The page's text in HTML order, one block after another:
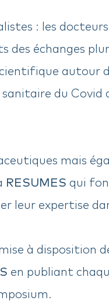
: les docteurs
des échanges
autour
du
mais
RESUMES qui
leur expertise
à disposition
en publiant